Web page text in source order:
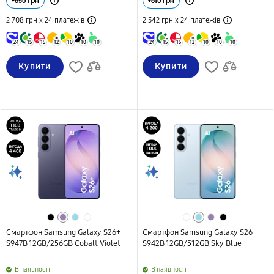
2 708 грн х 24 платежів
24 15 15 12 10 10 10
Купити
2 542 грн х 24платежів
24 15 15 12 10 10 10
Купити
Смартфон Samsung Galaxy S26+
S947B 12GB/256GB Cobalt Violet
B наявності
Смартфон Samsung Galaxy S26
S942B 12GB/512GB Sky Blue
B наявності